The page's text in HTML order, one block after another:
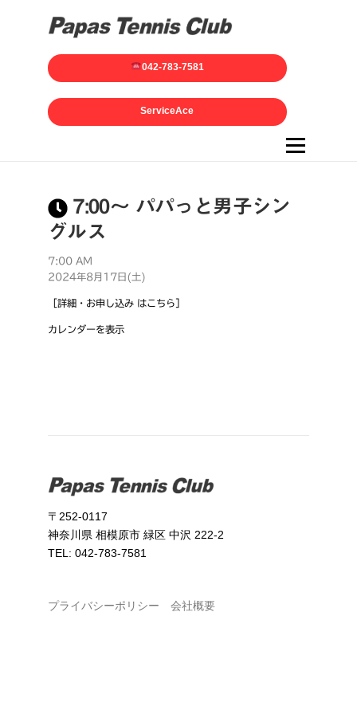
042-783-7581
ServiceAce
メニュー
7:00～ パパっと男子シン
グルス
7:00 AM
2024年8月17日(土)
［詳細・お申し込み はこちら］
カレンダーを表示
〒252-0117
神奈川県 相模原市 緑区 中沢 222-2
TEL: 042-783-7581
プライバシーポリシー 会社概要